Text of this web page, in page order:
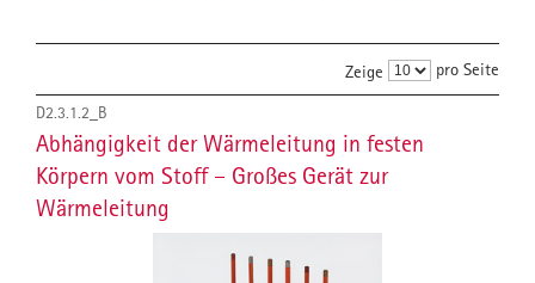
Zeige pro Seite
D2.3.1.2_B
Abhängigkeit der Wärmeleitung in festen
Körpern vom Stoff – Großes Gerät zur
Wärmeleitung